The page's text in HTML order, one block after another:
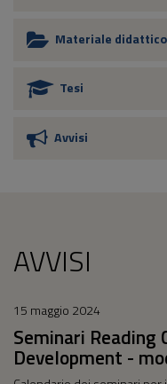
Materiale didattico
Tesi
Avvisi
AVVISI
15 maggio 2024
Seminari Reading
Development -